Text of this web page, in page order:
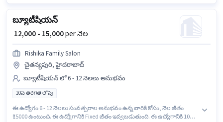
బ్యూటీషియన్
₹ 12,000 - 15,000per నెల
Rishika Family Salon
చైతన్యపురి, హైదరాబాద్
బ్యూటీషియన్ లో 6 - 12 నెలలు అనుభవం
10వ తరగతి లోపు
ఈ ఉద్యోగం 6 - 12 నెలలు సంవత్సరాల అనుభవం ఉన్న వారికి కోసం, నెల జీతం
₹15000 ఉంటుంది. ఈ ఉద్యోగానికి Fixed జీతం ఇవ్వబడుతుంది. ఈ ఉద్యోగానికి 10వ